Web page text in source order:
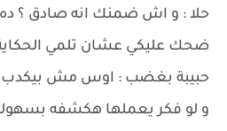
حلا : و اش ضمنك انه صادق ؟ ده
ضحك عليكي عشان تلمي
حبيبة بغضب : اوس مش بيكدب
و لو فكر يعملها هكشفه